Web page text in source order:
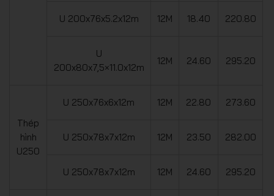
U 200x76x5.2x12m 12M 18.40 220.80
U
200x80x7,5×11.0x12m
12M 24.60 295.20
Thép
hình
U250
U 250x76x6x12m 12M 22.80 273.60
U 250x78x7x12m 12M 23.50 282.00
U 250x78x7x12m 12M 24.60 295.20